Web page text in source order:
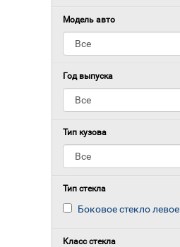
Модель авто
Год выпуска
Тип кузова
Тип стекла
Боковое стекло левое
Класс стекла